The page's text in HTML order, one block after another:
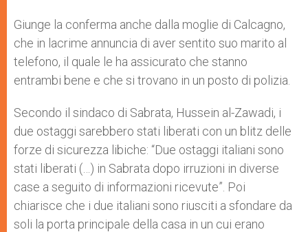
Giunge la conferma anche dalla moglie di Calcagno,
che in lacrime annuncia di aver sentito suo marito al
telefono, il quale le ha assicurato che stanno
entrambi bene e che si trovano in un posto di polizia.
Secondo il sindaco di Sabrata, Hussein al-Zawadi, i
due ostaggi sarebbero stati liberati con un blitz delle
forze di sicurezza libiche: “Due ostaggi italiani sono
stati liberati (…) in Sabrata dopo irruzioni in diverse
case a seguito di informazioni ricevute”. Poi
chiarisce che i due italiani sono riusciti a sfondare da
soli la porta principale della casa in un cui erano